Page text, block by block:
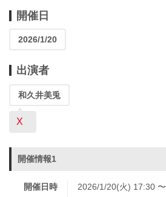
開催日
2026/1/20
出演者
和久井美兎
X
開催情報1
開催日時 2026/1/20(火) 17:30 〜